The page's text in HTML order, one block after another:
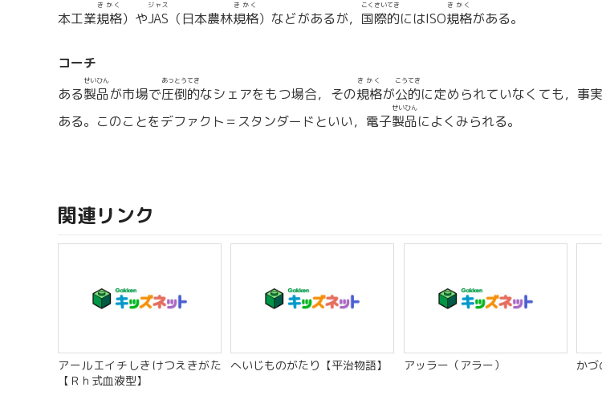
本工業規格
きかく
）やJAS
ジャス
（日本農林規格
きかく
）などがあるが， 国際的
こくさいてき
にはISO規格
きかく
がある。
コーチ
ある製品
せいひん
が市場で圧倒的
あっとうてき
なシェアをもつ場合，その規格
きかく
が公的
こうてき
に定められていなくても，事実
ある。このことをデファクト＝スタンダードといい，電子製品
せいひん
によくみられる。
関連リンク
アールエイチしきけつえきがた
【Ｒｈ式血液型】
へいじものがたり【平治物語】 アッラー（アラー） かづ